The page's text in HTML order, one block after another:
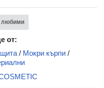
любими
от:
/ Мокри кърпи /